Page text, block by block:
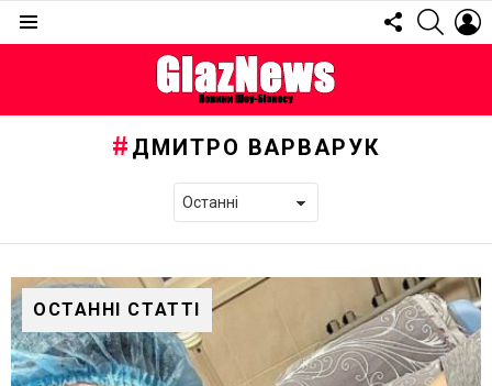
FOLLOW
US
ДМИТРО ВАРВАРУК
ОСТАННІ СТАТТІ